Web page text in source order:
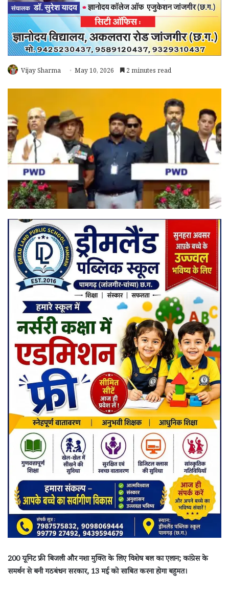
Vijay Sharma May 10, 2026 2 minutes read
200 यूनिट फ्री बिजली और नशा मुक्ति के लिए विशेष बल का एलान; कांग्रेस के
समर्थन से बनी गठबंधन सरकार, 13 मई को साबित करना होगा बहुमत।